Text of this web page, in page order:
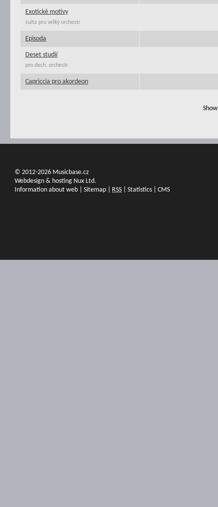
Exotické motivy
suita pro velký orchestr
Episoda
Deset studií
pro dech. orchestr
Capriccia pro akordeon
© 2012-2026 Musicbase.cz
Webdesign & hosting Nux Ltd.
Information about web
Sitemap RSS Statistics CMS